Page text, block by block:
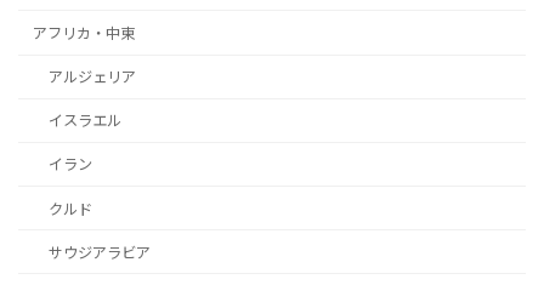
アフリカ・中東
アルジェリア
イスラエル
イラン
クルド
サウジアラビア